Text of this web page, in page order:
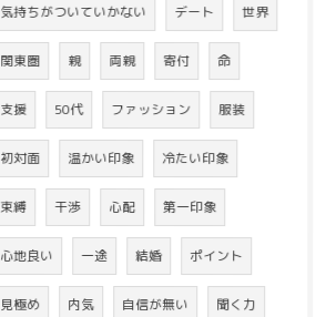
気持ちがついていかない デート 世界
関東圏 親 両親 寄付 命
支援 50代 ファッション 服装
初対面 温かい印象 冷たい印象
束縛 干渉 心配 第一印象
心地良い 一途 結婚 ポイント
見極め 内気 自信が無い 聞く力